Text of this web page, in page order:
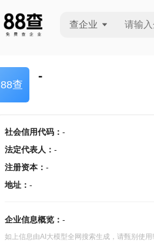
查企业
88查
-
社会信用代码： -
法定代表人 ： -
注册资本： -
地址： -
企业信息概览： -
如上信息由AI大模型全网搜索生成，请甄别使用!